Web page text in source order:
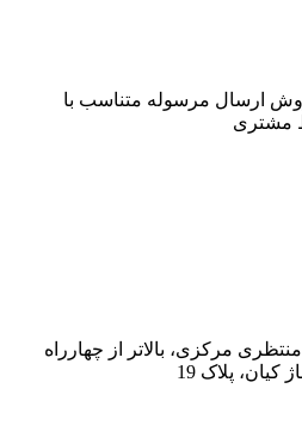
ارسال مرسوله متناسب با
مشتری
منتظری مرکزی، بالاتر از چهارراه
پلاک 19